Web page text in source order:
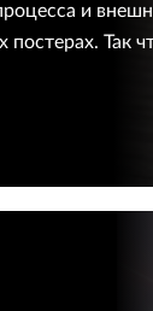
и
Так